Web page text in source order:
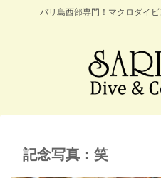
バリ島西部専門！マクロダイ
記念写真：笑